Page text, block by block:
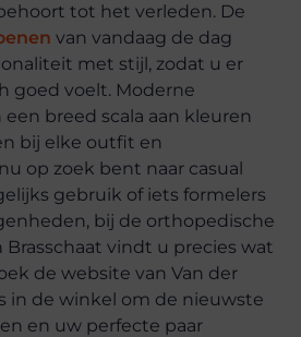
tot het verleden. De
van vandaag de dag
met stijl, zodat u er
goed voelt. Moderne
breed scala aan kleuren
bij elke outfit en
op zoek bent naar casual
gebruik of iets formelers
bij de orthopedische
vindt u precies wat
de website van Van der
in de winkel om de nieuwste
en uw perfecte paar